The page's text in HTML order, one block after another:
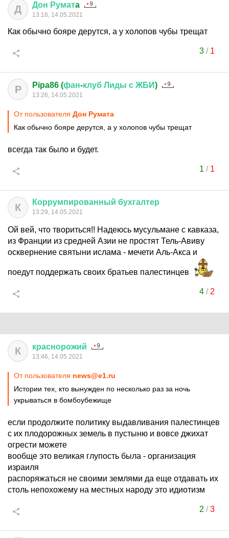
Д Дон Руматa
13:16, 14.05.2021
Как обычно бояре дерутся, а у холопов чубы трещат
3/ 1
P Pipa86 (фан-клуб Лиды с ЖБИ)
13:26, 14.05.2021
От пользователя Дон Руматa
Как обычно бояре дерутся, а у холопов чубы трещат
всегда так было и будет.
1 / 1
К Коррумпированный бухгалтер
13:29, 14.05.2021
Ой вей, что твориться!! Надеюсь мусульмане с кавказа,
из Франции из средней Азии не простят Тель-Авиву
осквернение святыни ислама - мечети Аль-Акса и
поедут поддержать своих братьев палестинцев
4/ 2
К краснорожий
13:46, 14.05.2021
От пользователя news@e1.ru
Истории тех, кто вынужден по несколько раз за ночь
укрываться в бомбоубежище
если продолжите политику выдавливания палестинцев
с их плодорожных земель в пустыню и вовсе джихат
огрести можете
вообще это великая глупость была - организация
израиля
распоряжаться не своими землями да еще отдавать их
столь непохожему на местных народу это идиотизм
2 /3